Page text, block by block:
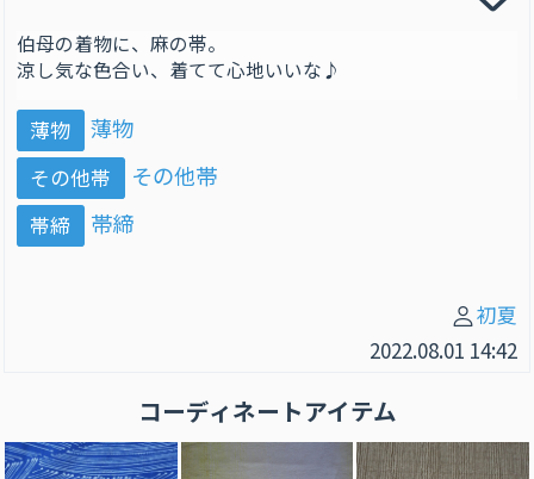
伯母の着物に、麻の帯。
涼し気な色合い、着てて心地いいな♪
薄物 薄物
その他帯 その他帯
帯締 帯締
初夏
2022.08.01 14:42
コーディネートアイテム